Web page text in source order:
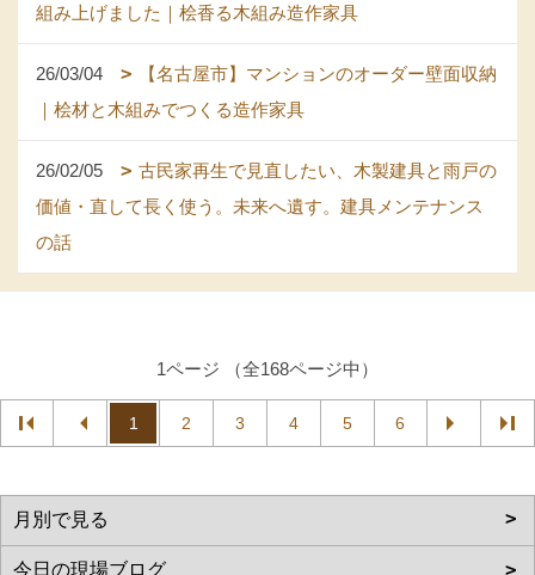
組み上げました｜桧香る木組み造作家具
26/03/04
【名古屋市】マンションのオーダー壁面収納
｜桧材と木組みでつくる造作家具
26/02/05
古民家再生で見直したい、木製建具と雨戸の
価値・直して長く使う。未来へ遺す。建具メンテナンス
の話
1ページ （全168ページ中）
1 2 3 4 5 6